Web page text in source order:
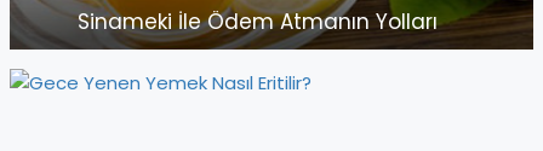
Sinameki İle Ödem Atmanın Yolları